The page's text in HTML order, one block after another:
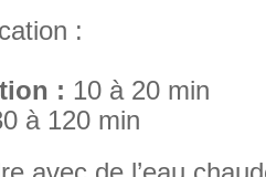
:
: 10 à 20 min
à 120 min